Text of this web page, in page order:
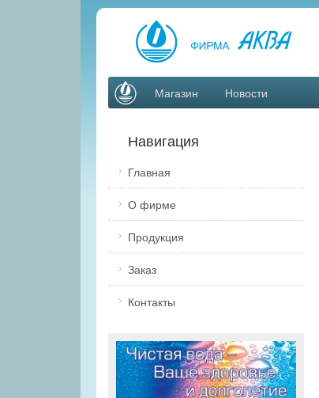
Магазин
Новости
Навигация
Главная
О фирме
Продукция
Заказ
Контакты